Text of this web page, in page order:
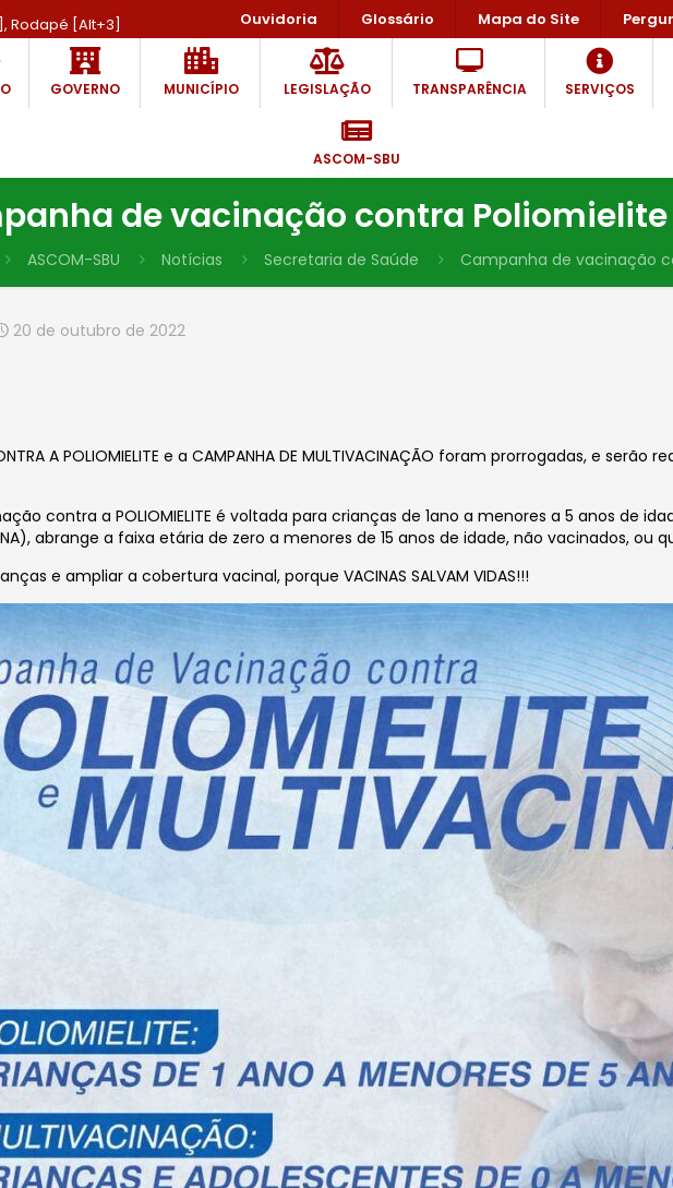
Rodapé [Alt+3] Ouvidoria Glossário Mapa do Site
GOVERNO MUNICÍPIO LEGISLAÇÃO TRANSPARÊNCIA SERVIÇOS
ASCOM-SBU
de vacinação contra
ASCOM-SBU Notícias Secretaria de Saúde Campanha de vacinação
20 de outubro de 2022
A POLIOMIELITE e a CAMPANHA DE MULTIVACINAÇÃO foram prorrogadas, e
contra a POLIOMIELITE é voltada para crianças de 1ano a menores a 5 anos de
abrange a faixa etária de zero a menores de 15 anos de idade, não vacinados, ou
e ampliar a cobertura vacinal, porque VACINAS SALVAM VIDAS!!!